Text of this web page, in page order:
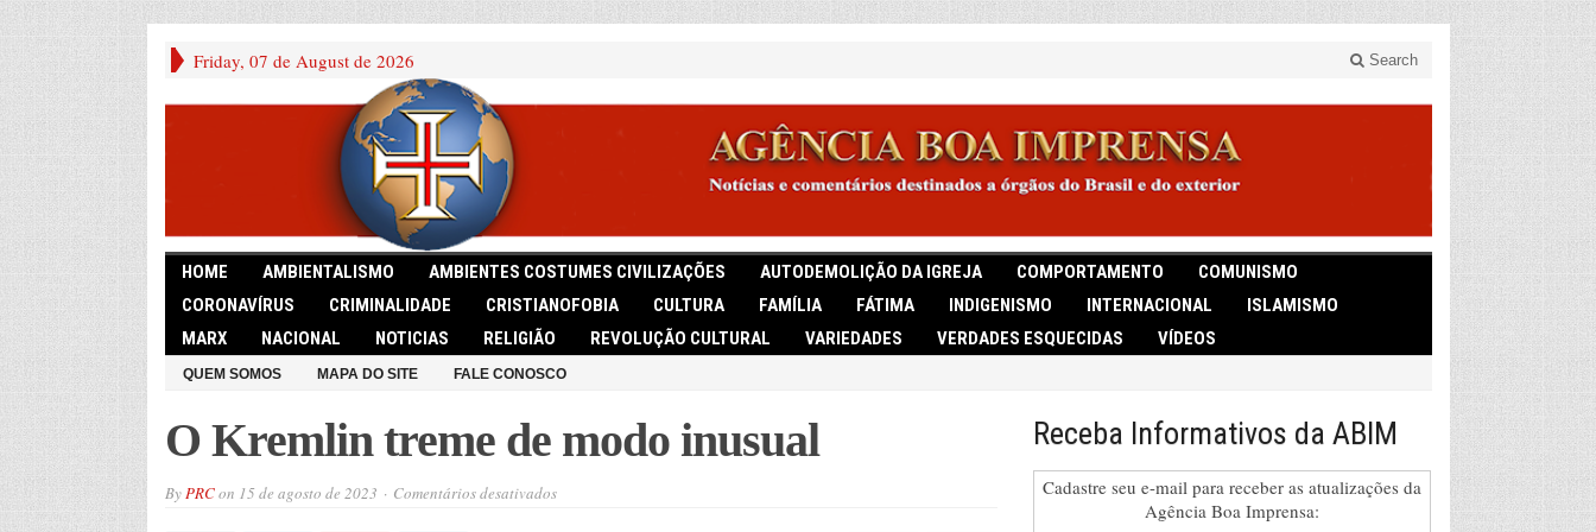
Friday, 07 de August de 2026 Search
HOME AMBIENTALISMO AMBIENTES COSTUMES CIVILIZAÇÕES AUTODEMOLIÇÃO DA IGREJA COMPORTAMENTO
COMUNISMO
CORONAVÍRUS
CRIMINALIDADE CRISTIANOFOBIA CULTURA FAMÍLIA FÁTIMA INDIGENISMO INTERNACIONAL
ISLAMISMO
MARX
NACIONAL NOTICIAS RELIGIÃO REVOLUÇÃO CULTURAL VARIEDADES VERDADES ESQUECIDAS VÍDEOS
QUEM SOMOS MAPA DO SITE FALE CONOSCO
O Kremlin treme de modo inusual
ByPRCon 15 de agosto de 2023 Comentários desativadosem
Receba Informativos da ABIM
Cadastre seu e-mail para receber as atualizações da
Agência Boa Imprensa: